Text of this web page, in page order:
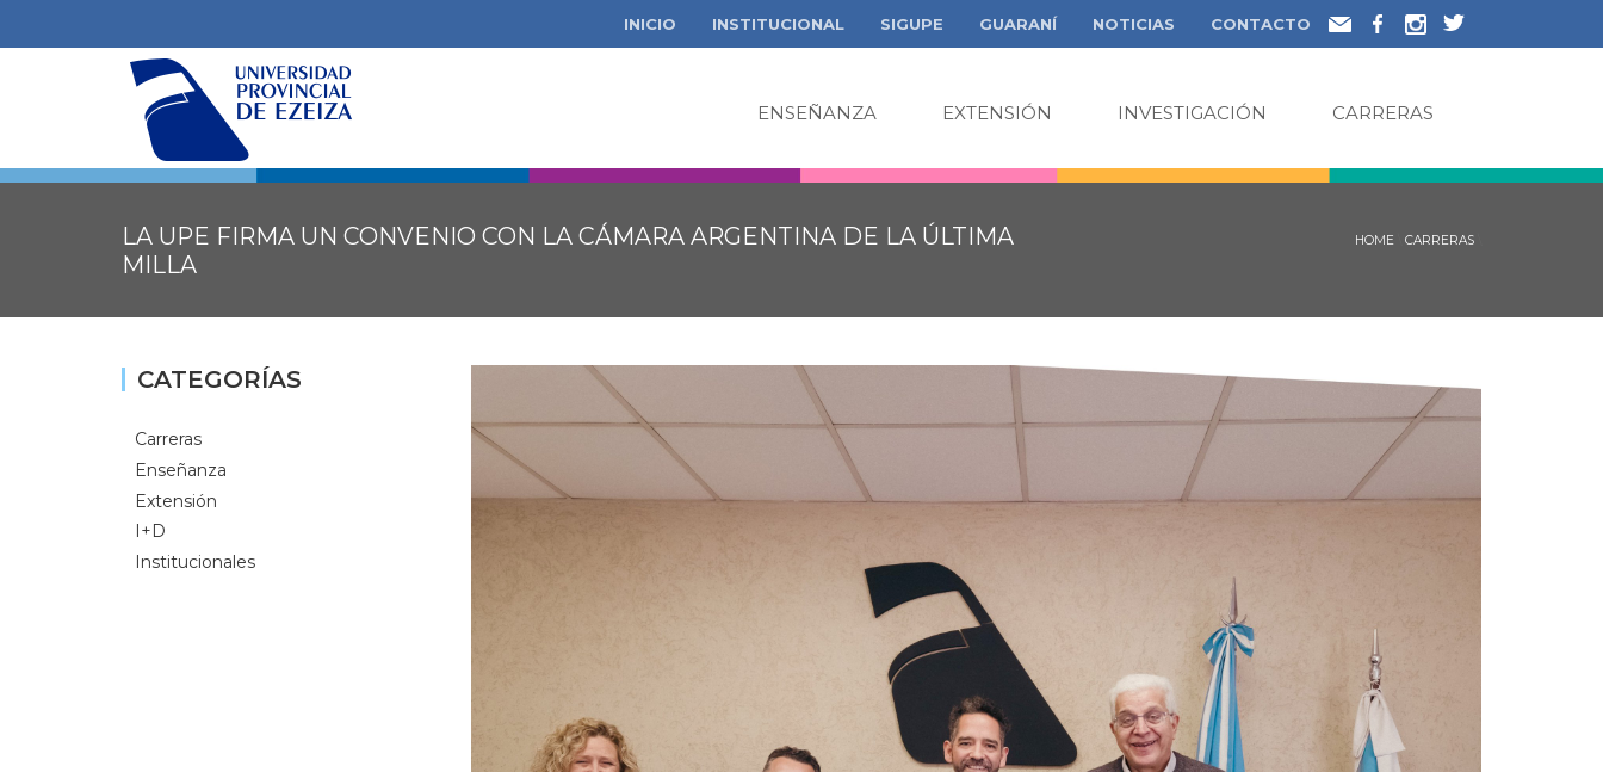
INICIO INSTITUCIONAL SIGUPE GUARANÍ NOTICIAS CONTACTO
ENSEÑANZA EXTENSIÓN INVESTIGACIÓN CARRERAS
LA UPE FIRMA UN CONVENIO CON LA CÁMARA ARGENTINA DE LA ÚLTIMA
MILLA
HOME CARRERAS
CATEGORÍAS
Carreras
Enseñanza
Extensión
I+D
Institucionales